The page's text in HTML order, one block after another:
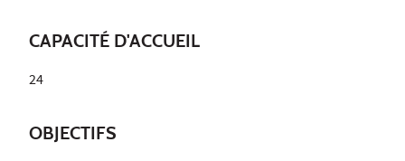
CAPACITÉ D'ACCUEIL
24
OBJECTIFS